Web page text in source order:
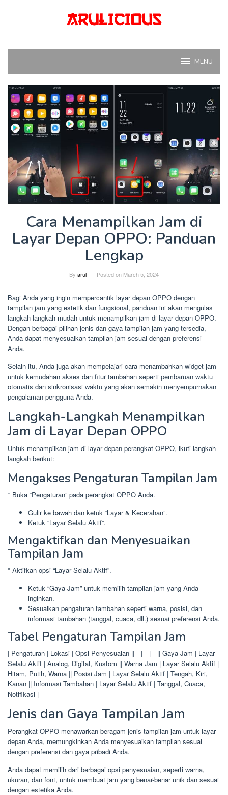
MENU
Cara Menampilkan Jam di
Layar Depan OPPO: Panduan
Lengkap
By arul Posted on March 5, 2024
Bagi Anda yang ingin mempercantik layar depan OPPO dengan
tampilan jam yang estetik dan fungsional, panduan ini akan mengulas
langkah-langkah mudah untuk menampilkan jam di layar depan OPPO.
Dengan berbagai pilihan jenis dan gaya tampilan jam yang tersedia,
Anda dapat menyesuaikan tampilan jam sesuai dengan preferensi
Anda.
Selain itu, Anda juga akan mempelajari cara menambahkan widget jam
untuk kemudahan akses dan fitur tambahan seperti pembaruan waktu
otomatis dan sinkronisasi waktu yang akan semakin menyempurnakan
pengalaman pengguna Anda.
Langkah-Langkah Menampilkan
Jam di Layar Depan OPPO
Untuk menampilkan jam di layar depan perangkat OPPO, ikuti langkah-
langkah berikut:
Mengakses Pengaturan Tampilan Jam
* Buka “Pengaturan” pada perangkat OPPO Anda.
Gulir ke bawah dan ketuk “Layar & Kecerahan”.
Ketuk “Layar Selalu Aktif”.
Mengaktifkan dan Menyesuaikan
Tampilan Jam
* Aktifkan opsi “Layar Selalu Aktif”.
Ketuk “Gaya Jam” untuk memilih tampilan jam yang Anda
inginkan.
Sesuaikan pengaturan tambahan seperti warna, posisi, dan
informasi tambahan (tanggal, cuaca, dll.) sesuai preferensi Anda.
Tabel Pengaturan Tampilan Jam
| Pengaturan | Lokasi | Opsi Penyesuaian ||—|—|—|| Gaya Jam | Layar
Selalu Aktif | Analog, Digital, Kustom || Warna Jam | Layar Selalu Aktif |
Hitam, Putih, Warna || Posisi Jam | Layar Selalu Aktif | Tengah, Kiri,
Kanan || Informasi Tambahan | Layar Selalu Aktif | Tanggal, Cuaca,
Notifikasi |
Jenis dan Gaya Tampilan Jam
Perangkat OPPO menawarkan beragam jenis tampilan jam untuk layar
depan Anda, memungkinkan Anda menyesuaikan tampilan sesuai
dengan preferensi dan gaya pribadi Anda.
Anda dapat memilih dari berbagai opsi penyesuaian, seperti warna,
ukuran, dan font, untuk membuat jam yang benar-benar unik dan sesuai
dengan estetika Anda.